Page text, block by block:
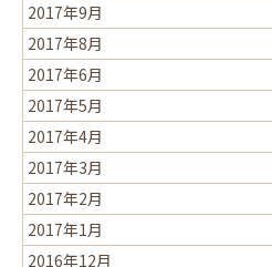
2017年9月
2017年8月
2017年6月
2017年5月
2017年4月
2017年3月
2017年2月
2017年1月
2016年12月